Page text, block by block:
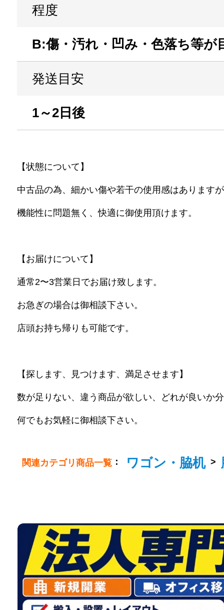
程度
B:傷・汚れ・凹み・色落ち等が
発送目安
1～2日後
【状態について】
中古品の為、細かい傷や若干の使用感はあります
機能性に問題無く、快適に御使用頂けます。
【お届けについて】
通常2〜3営業日でお届け致します。
お急ぎの場合は御相談下さい。
店頭お持ち帰りも可能です。
【探します、見つけます、満足させます】
数が足りない、違う商品が欲しい、どれが良いか
何でもお気軽に御相談下さい。
関連カテゴリ商品一覧 ： ワゴン・脇机 >